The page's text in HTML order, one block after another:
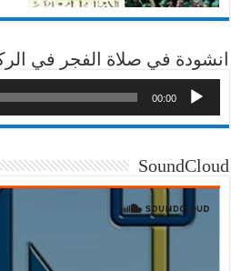
انشودة في صلاة الفجر في
00:00
SoundCloud